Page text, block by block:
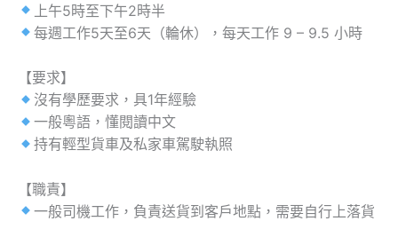
上午5時至下午2時半
每週工作5天至6天（輪休），每天工作 9 – 9.5 小時
【要求】
沒有學歷要求，具1年經驗
一般粵語，懂閱讀中文
持有輕型貨車及私家車駕駛執照
【職責】
一般司機工作，負責送貨到客戶地點，需要自行上落貨